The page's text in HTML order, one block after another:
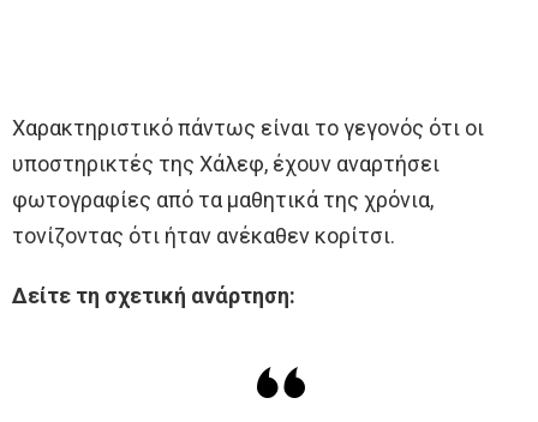
Χαρακτηριστικό πάντως είναι το γεγονός ότι οι
υποστηρικτές της Χάλεφ, έχουν αναρτήσει
φωτογραφίες από τα μαθητικά της χρόνια,
τονίζοντας ότι ήταν ανέκαθεν κορίτσι.
Δείτε τη σχετική ανάρτηση: